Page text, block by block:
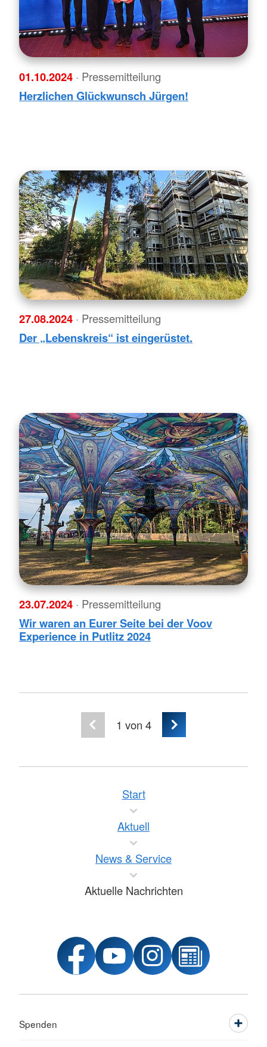
01.10.2024 · Pressemitteilung
Herzlichen Glückwunsch Jürgen!
27.08.2024 · Pressemitteilung
Der „Lebenskreis“ ist eingerüstet.
23.07.2024 · Pressemitteilung
Wir waren an Eurer Seite bei der Voov
Experience in Putlitz 2024
1 von 4
Start
Aktuell
News & Service
Aktuelle Nachrichten
Spenden